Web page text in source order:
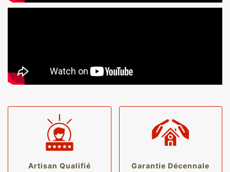
Artisan Qualifié Garantie Décennale